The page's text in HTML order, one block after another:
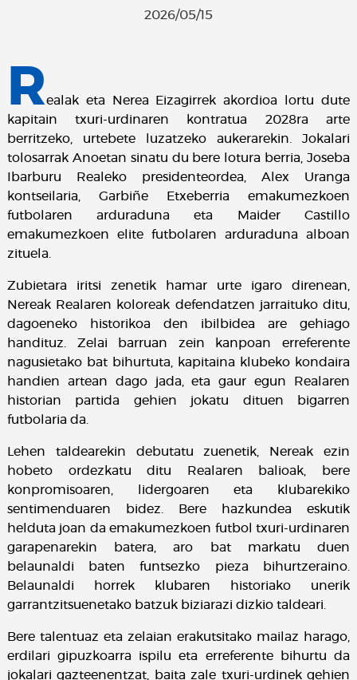
2026/05/15
Realak eta Nerea Eizagirrek akordioa lortu dute
kapitain txuri-urdinaren kontratua 2028ra arte
berritzeko, urtebete luzatzeko aukerarekin. Jokalari
tolosarrak Anoetan sinatu du bere lotura berria, Joseba
Ibarburu Realeko presidenteordea, Alex Uranga
kontseilaria, Garbiñe Etxeberria emakumezkoen
futbolaren arduraduna eta Maider Castillo
emakumezkoen elite futbolaren arduraduna alboan
zituela.
Zubietara iritsi zenetik hamar urte igaro direnean,
Nereak Realaren koloreak defendatzen jarraituko ditu,
dagoeneko historikoa den ibilbidea are gehiago
handituz. Zelai barruan zein kanpoan erreferente
nagusietako bat bihurtuta, kapitaina klubeko kondaira
handien artean dago jada, eta gaur egun Realaren
historian partida gehien jokatu dituen bigarren
futbolaria da.
Lehen taldearekin debutatu zuenetik, Nereak ezin
hobeto ordezkatu ditu Realaren balioak, bere
konpromisoaren, lidergoaren eta klubarekiko
sentimenduaren bidez. Bere hazkundea eskutik
helduta joan da emakumezkoen futbol txuri-urdinaren
garapenarekin batera, aro bat markatu duen
belaunaldi baten funtsezko pieza bihurtzeraino.
Belaunaldi horrek klubaren historiako unerik
garrantzitsuenetako batzuk biziarazi dizkio taldeari.
Bere talentuaz eta zelaian erakutsitako mailaz harago,
erdilari gipuzkoarra ispilu eta erreferente bihurtu da
jokalari gazteenentzat, baita zale txuri-urdinek gehien